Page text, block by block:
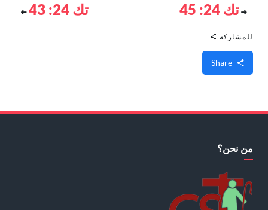
تك 24: 45 تك 24: 43
للمشاركة
من نحن؟